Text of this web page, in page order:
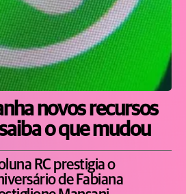
novos recursos
o que mudou
RC prestigia o
de Fabiana